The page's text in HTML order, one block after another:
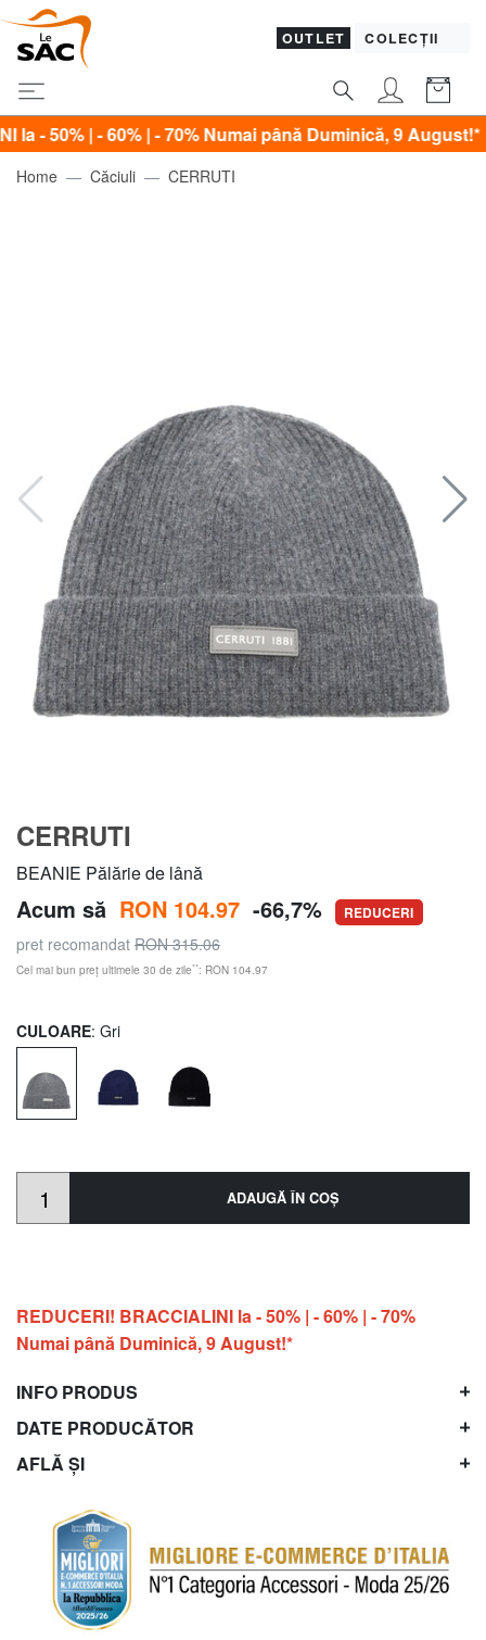
OUTLET COLECȚII
| - 60% | - 70% Numai până Duminică, 9 August!*
Home Căciuli CERRUTI
CERRUTI
BEANIE Pălărie de lână
Acum să RON 104.97 -66,7% REDUCERI
pret recomandat RON 315.06
Cel mai bun preț ultimele 30 de zile**: RON 104.97
CULOARE: Gri
ADAUGĂ ÎN COŞ
REDUCERI! BRACCIALINI la - 50% | - 60% | - 70%
Numai până Duminică, 9 August!*
INFO PRODUS
DATE PRODUCĂTOR
AFLĂ ȘI